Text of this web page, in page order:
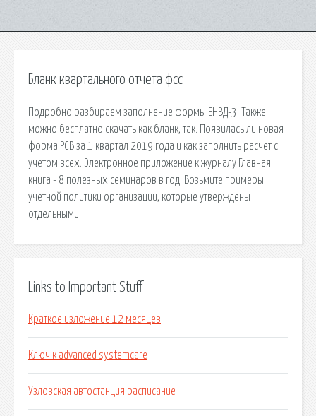
Бланк квартального отчета фсс
Подробно разбираем заполнение формы ЕНВД-3. Также
можно бесплатно скачать как бланк, так. Появилась ли новая
форма РСВ за 1 квартал 2019 года и как заполнить расчет с
учетом всех. Электронное приложение к журналу Главная
книга - 8 полезных семинаров в год. Возьмите примеры
учетной политики организации, которые утверждены
отдельными.
Links to Important Stuff
Краткое изложение 12 месяцев
Ключ к advanced systemcare
Узловская автостанция расписание